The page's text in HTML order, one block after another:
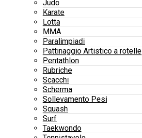
Judo
Karate
Lotta
MMA
Paralimpiadi
Pattinaggio Artistico a rotelle
Pentathlon
Rubriche
Scacchi
Scherma
Sollevamento Pesi
Squash
Surf
Taekwondo